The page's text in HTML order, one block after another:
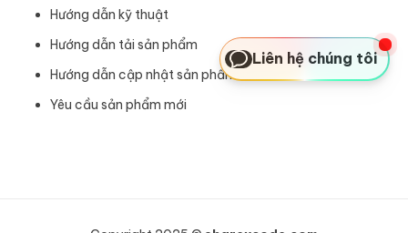
Hướng dẫn kỹ thuật
Hướng dẫn tải sản phẩm
Hướng dẫn cập nhật sản phẩm
Yêu cầu sản phẩm mới
Liên hệ chúng tôi